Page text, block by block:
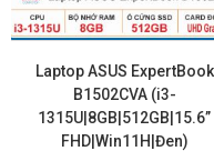
Xem chi tiết
Laptop ASUS ExpertBook
B1502CVA (i3-
1315U|8GB|512GB|15.6”
FHD|Win11H|Đen)